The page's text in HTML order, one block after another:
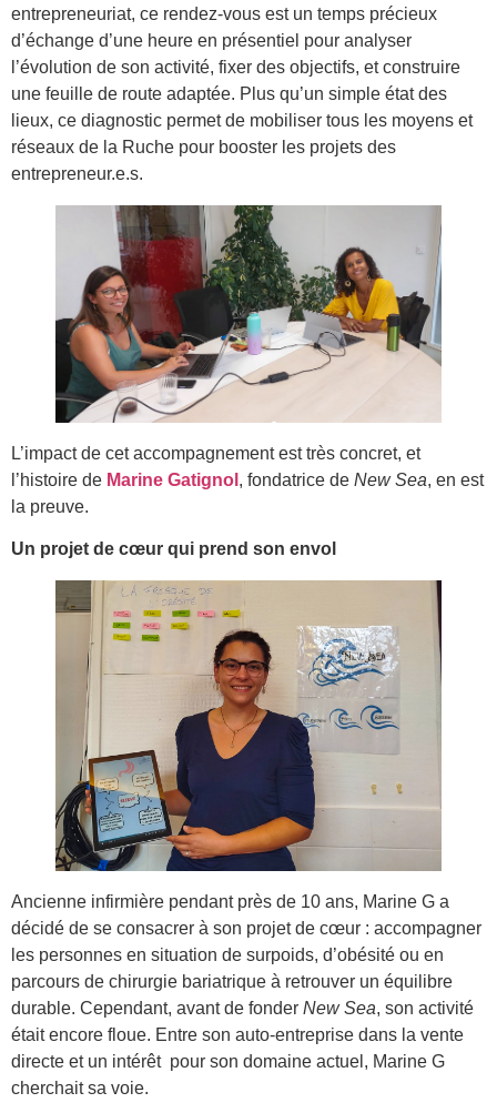
entrepreneuriat, ce rendez-vous est un temps précieux
d’échange d’une heure en présentiel pour analyser
l’évolution de son activité, fixer des objectifs, et construire
une feuille de route adaptée. Plus qu’un simple état des
lieux, ce diagnostic permet de mobiliser tous les moyens et
réseaux de la Ruche pour booster les projets des
entrepreneur.e.s.
L’impact de cet accompagnement est très concret, et
l’histoire de Marine Gatignol , fondatrice de New Sea, en est
la preuve.
Un projet de cœur qui prend son envol
Ancienne infirmière pendant près de 10 ans, Marine G a
décidé de se consacrer à son projet de cœur : accompagner
les personnes en situation de surpoids, d’obésité ou en
parcours de chirurgie bariatrique à retrouver un équilibre
durable. Cependant, avant de fonder New Sea, son activité
était encore floue. Entre son auto-entreprise dans la vente
directe et un intérêt pour son domaine actuel, Marine G
cherchait sa voie.